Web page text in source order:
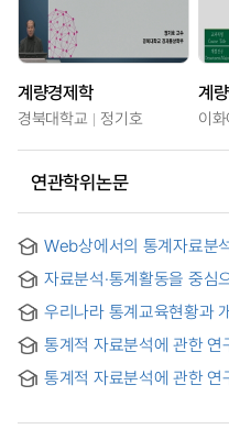
계량경제학
경북대학교 정기호
계
이
연관학위논문
Web상에서의 통계자료
statistical data analysis
자료분석·통계활동을 중심
능력에 미치는 영향 =
Focusing on Data
Children's Mathematical
우리나라 통계교육현황과
중심으로
통계적 자료분석에 관한
Analysis
통계적 자료분석에 관한